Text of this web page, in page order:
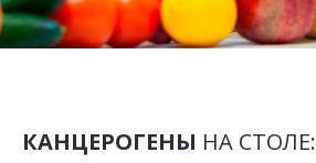
КАНЦЕРОГЕНЫ НА СТОЛЕ: